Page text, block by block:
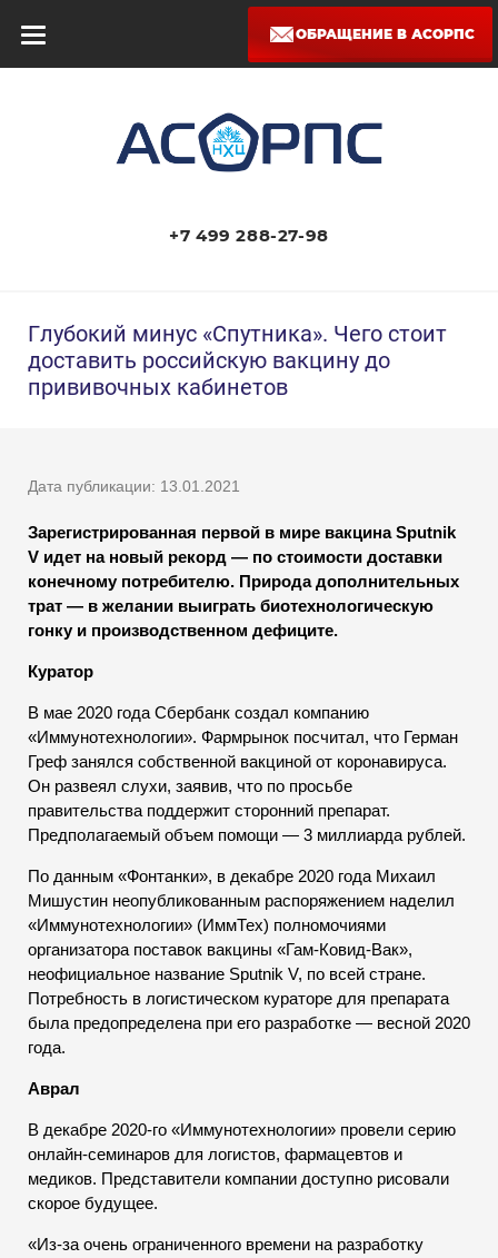
ОБРАЩЕНИЕ В АСОРПС
+7 499 288-27-98
Глубокий минус «Спутника». Чего стоит
доставить российскую вакцину до
прививочных кабинетов
Дата публикации: 13.01.2021
Зарегистрированная первой в мире вакцина Sputnik
V идет на новый рекорд — по стоимости доставки
конечному потребителю. Природа дополнительных
трат — в желании выиграть биотехнологическую
гонку и производственном дефиците.
Куратор
В мае 2020 года Сбербанк создал компанию
«Иммунотехнологии». Фармрынок посчитал, что Герман
Греф занялся собственной вакциной от коронавируса.
Он развеял слухи, заявив, что по просьбе
правительства поддержит сторонний препарат.
Предполагаемый объем помощи — 3 миллиарда рублей.
По данным «Фонтанки», в декабре 2020 года Михаил
Мишустин неопубликованным распоряжением наделил
«Иммунотехнологии» (ИммТех) полномочиями
организатора поставок вакцины «Гам-Ковид-Вак»,
неофициальное название Sputnik V, по всей стране.
Потребность в логистическом кураторе для препарата
была предопределена при его разработке — весной 2020
года.
Аврал
В декабре 2020-го «Иммунотехнологии» провели серию
онлайн-семинаров для логистов, фармацевтов и
медиков. Представители компании доступно рисовали
скорое будущее.
«Из-за очень ограниченного времени на разработку